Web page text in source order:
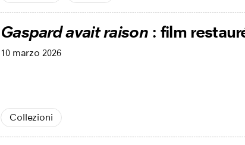
Gaspard avait raison: film
10 marzo 2026
Collezioni